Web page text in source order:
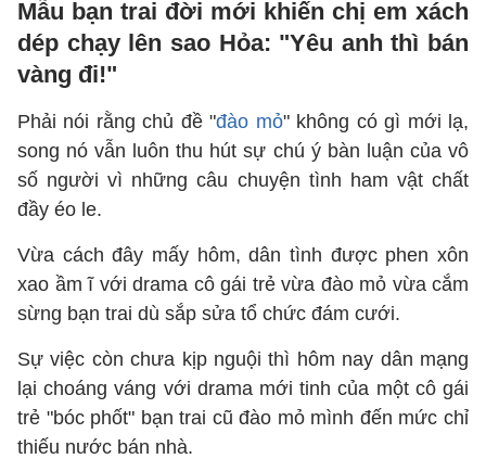
Mẫu bạn trai đời mới khiến chị em xách
dép chạy lên sao Hỏa: "Yêu anh thì bán
vàng đi!"
Phải nói rằng chủ đề "đào mỏ" không có gì mới lạ,
song nó vẫn luôn thu hút sự chú ý bàn luận của vô
số người vì những câu chuyện tình ham vật chất
đầy éo le.
Vừa cách đây mấy hôm, dân tình được phen xôn
xao ầm ĩ với drama cô gái trẻ vừa đào mỏ vừa cắm
sừng bạn trai dù sắp sửa tổ chức đám cưới.
Sự việc còn chưa kịp nguội thì hôm nay dân mạng
lại choáng váng với drama mới tinh của một cô gái
trẻ "bóc phốt" bạn trai cũ đào mỏ mình đến mức chỉ
thiếu nước bán nhà.